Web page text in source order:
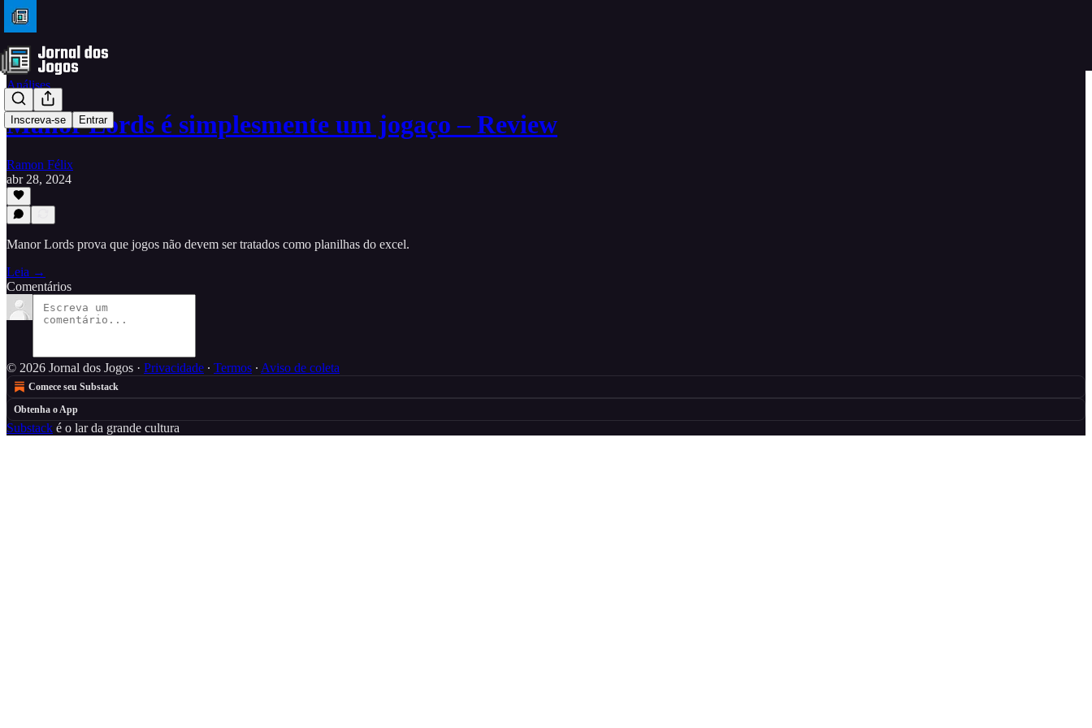
Inscreva-se Entrar
Análises
Manor Lords é simplesmente um jogaço – Review
Ramon Félix
abr 28, 2024
Manor Lords prova que jogos não devem ser tratados como planilhas do excel.
Leia →
Comentários
© 2026 Jornal dos Jogos · Privacidade ∙ Termos ∙ Aviso de coleta
Comece seu Substack
Obtenha o App
Substack é o lar da grande cultura